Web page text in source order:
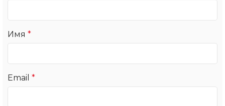
Имя *
Email *